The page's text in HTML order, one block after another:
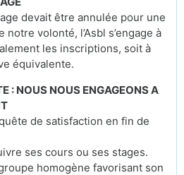
devait être annulée pour une
volonté, l’Asbl s’engage à
les inscriptions, soit à
équivalente.
: NOUS NOUS ENGAGEONS A
de satisfaction en fin de
ses cours ou ses stages.
homogène favorisant son